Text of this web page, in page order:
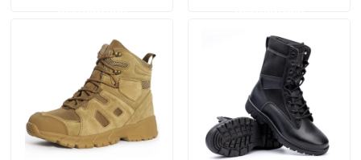
Ransel Taktis Militer
Rompi Taktis Militer
Sepatu Bot Kulit Militer